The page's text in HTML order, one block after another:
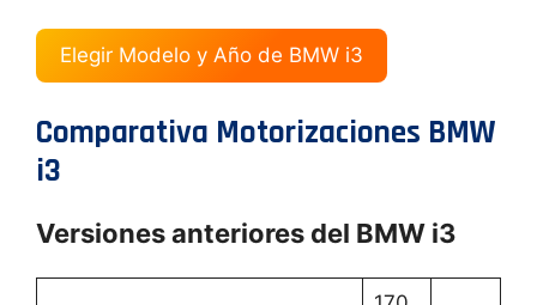
Elegir Modelo y Año de BMW i3
Comparativa Motorizaciones BMW
i3
Versiones anteriores del BMW i3